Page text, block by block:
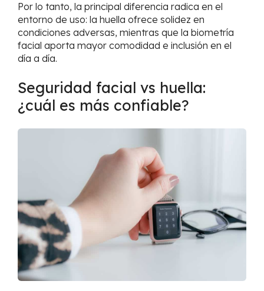
Por lo tanto, la principal diferencia radica en el
entorno de uso: la huella ofrece solidez en
condiciones adversas, mientras que la biometría
facial aporta mayor comodidad e inclusión en el
día a día.
Seguridad facial vs huella:
¿cuál es más confiable?